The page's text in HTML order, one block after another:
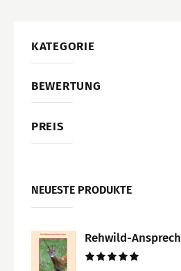
KATEGORIE
BEWERTUNG
PREIS
NEUESTE PRODUKTE
Rehwild-